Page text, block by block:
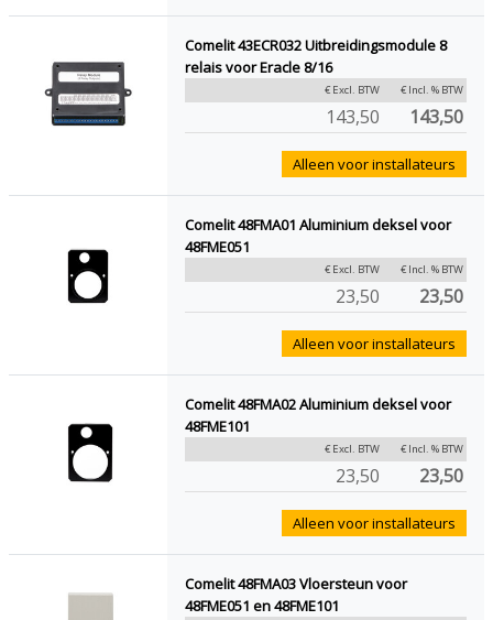
Comelit 43ECR032 Uitbreidingsmodule 8
relais voor Eracle 8/16
€ Excl. BTW € Incl. % BTW
143,50 143,50
Alleen voor installateurs
Comelit 48FMA01 Aluminium deksel voor
48FME051
€ Excl. BTW € Incl. % BTW
23,50 23,50
Alleen voor installateurs
Comelit 48FMA02 Aluminium deksel voor
48FME101
€ Excl. BTW € Incl. % BTW
23,50 23,50
Alleen voor installateurs
Comelit 48FMA03 Vloersteun voor
48FME051 en 48FME101